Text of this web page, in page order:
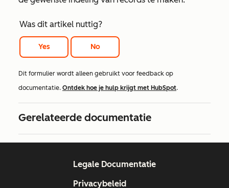
Was dit artikel nuttig?
Yes No
Dit formulier wordt alleen gebruikt voor feedback op
documentatie. Ontdek hoe je hulp krijgt met HubSpot.
Gerelateerde documentatie
Legale Documentatie
Privacybeleid